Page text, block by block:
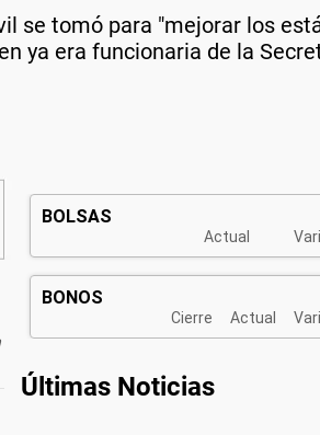
se tomó para "mejorar los
ya era funcionaria de la
Últimas Noticias